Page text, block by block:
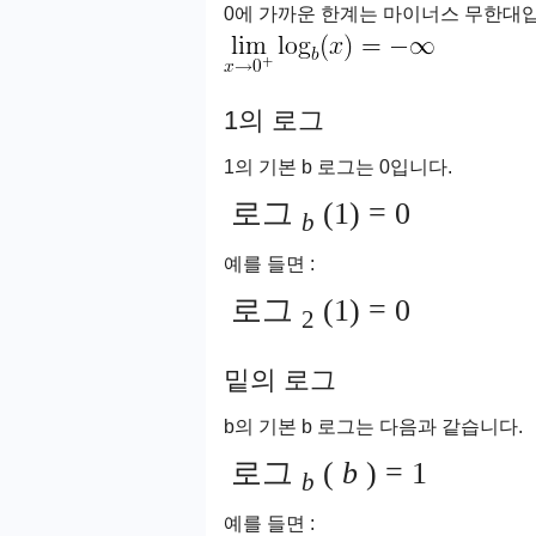
0에 가까운 한계는 마이너스 무한대
1의 로그
1의 기본 b 로그는 0입니다.
로그 b (1) = 0
예를 들면 :
로그 2 (1) = 0
밑의 로그
b의 기본 b 로그는 다음과 같습니다.
로그 b ( b ) = 1
예를 들면 :